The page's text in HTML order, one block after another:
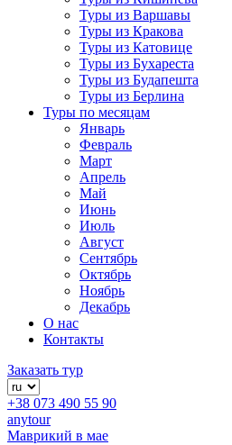
Туры из Варшавы
Туры из Кракова
Туры из Катовице
Туры из Бухареста
Туры из Будапешта
Туры из Берлина
Туры по месяцам
Январь
Февраль
Март
Апрель
Май
Июнь
Июль
Август
Сентябрь
Октябрь
Ноябрь
Декабрь
О нас
Контакты
Заказать тур
+38 073 490 55 90
anytour
Маврикий в мае